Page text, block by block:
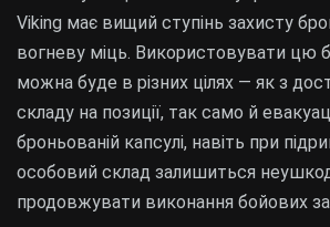
Viking має вищий ступінь захисту
вогневу міць. Використовувати цю
можна буде в різних цілях — як з
складу на позиції, так само й
броньованій капсулі, навіть при
особовий склад залишиться
продовжувати виконання бойових